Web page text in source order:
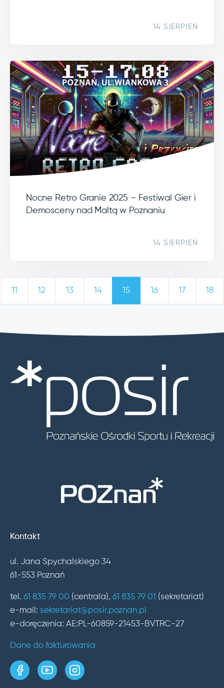
14 SIERPIEŃ
Nocne Retro Granie 2025 – Festiwal Gier i
Demosceny nad Maltą w Poznaniu
14 SIERPIEŃ
11 12 13 14 15 16 17 18
Kontakt
ul. Jana Spychalskiego 34
61-553 Poznań
tel. 61 835 79 00 (centrala), 61 835 79 01 (sekretariat)
e-mail: sekretariat@posir.poznan.pl
e-doręczenia: AE:PL-60859-21453-BVTRC-27
Dane do fakturowania
strona w serwisie Facebook
kanał w serwisie YouTube
profil w serwisie Instagram